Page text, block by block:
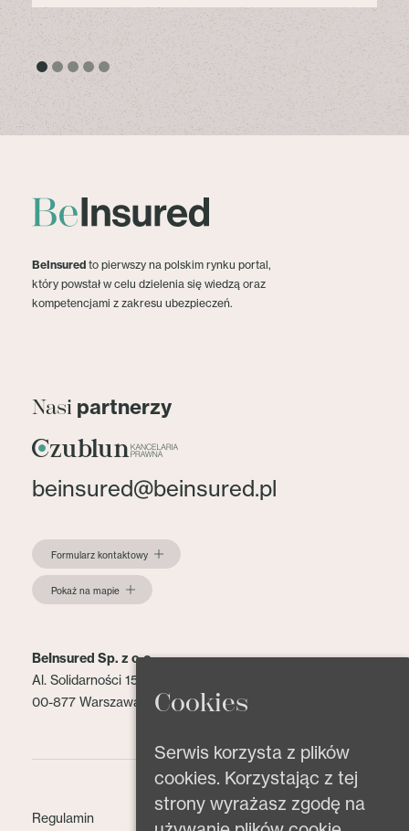
BeInsured to pierwszy na polskim rynku portal,
który powstał w celu dzielenia się wiedzą oraz
kompetencjami z zakresu ubezpieczeń.
Nasi partnerzy
beinsured@beinsured.pl
Formularz kontaktowy
Pokaż na mapie
BeInsured Sp. z o.o.
Al. Solidarności 153 lok. 2
00-877 Warszawa
Regulamin
Cookies
Serwis korzysta z plików
cookies. Korzystając z tej
strony wyrażasz zgodę na